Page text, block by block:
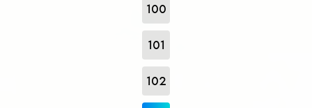
100
101
102